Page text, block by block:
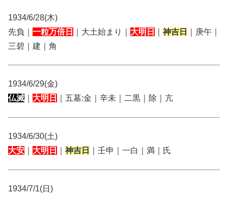
1934/6/28(木)
先負｜ 一粒万倍日 ｜大土始まり｜ 大明日 神吉日
｜庚午｜
三碧｜建｜角
1934/6/29(金)
仏滅
大明日 ｜五墓:金｜辛未｜二黒｜除｜亢
1934/6/30(土)
大安
大明日 神吉日 ｜壬申｜一白｜満｜氏
1934/7/1(日)